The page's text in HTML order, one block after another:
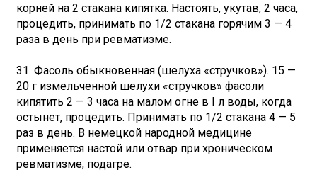
корней на 2 стакана кипятка. Настоять, укутав, 2 часа,
процедить, принимать по 1/2 стакана горячим 3 — 4
раза в день при ревматизме.
31. Фасоль обыкновенная (шелуха «стручков»). 15 —
20 г измельченной шелухи «стручков» фасоли
кипятить 2 — 3 часа на малом огне в I л воды, когда
остынет, процедить. Принимать по 1/2 стакана 4 — 5
раз в день. В немецкой народной медицине
применяется настой или отвар при хроническом
ревматизме, подагре.